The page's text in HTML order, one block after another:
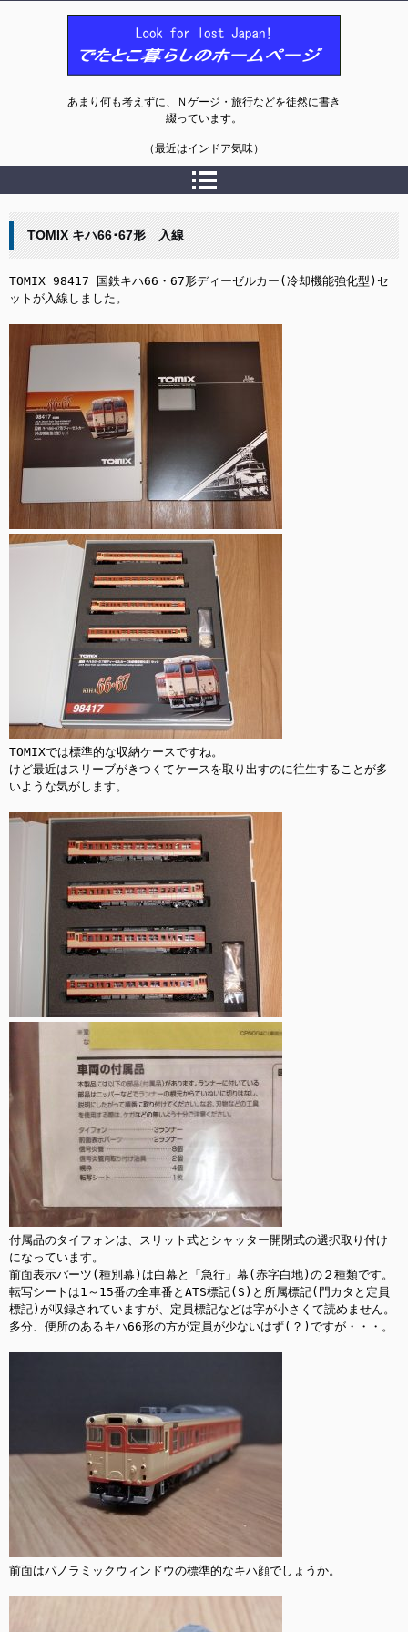
あまり何も考えずに、Ｎゲージ・旅行などを徒然に書き
綴っています。
（最近はインドア気味）
TOMIX キハ66･67形 入線
TOMIX 98417 国鉄キハ66・67形ディーゼルカー(冷却機能強化型)セ
ットが入線しました。
TOMIXでは標準的な収納ケースですね。
けど最近はスリーブがきつくてケースを取り出すのに往生することが多
いような気がします。
付属品のタイフォンは、スリット式とシャッター開閉式の選択取り付け
になっています。
前面表示パーツ(種別幕)は白幕と「急行」幕(赤字白地)の２種類です。
転写シートは1～15番の全車番とATS標記(S)と所属標記(門カタと定員
標記)が収録されていますが、定員標記などは字が小さくて読めません。
多分、便所のあるキハ66形の方が定員が少ないはず(？)ですが・・・。
前面はパノラミックウィンドウの標準的なキハ顔でしょうか。